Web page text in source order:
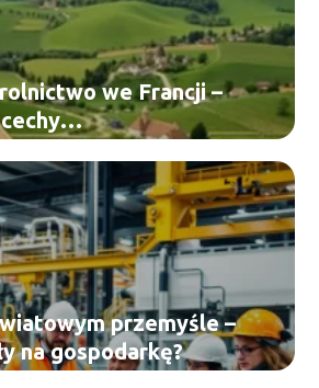
we Francji –
przemyśle –
na gospodarkę?